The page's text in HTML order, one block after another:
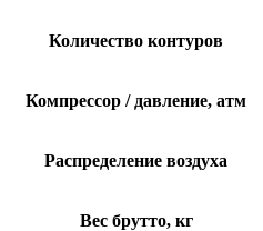
Количество контуров
Компрессор / давление, атм
Распределение воздуха
Вес брутто, кг